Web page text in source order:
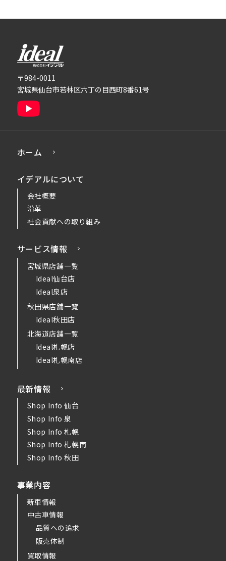
〒984-0011
宮城県仙台市若林区六丁の目西町8番61号
ホーム
イデアルについて
会社概要
沿革
社会貢献への取り組み
サービス情報
宮城県店舗一覧
Ideal仙台店
Ideal泉店
秋田県店舗一覧
Ideal秋田店
北海道店舗一覧
Ideal札幌店
Ideal札幌南店
最新情報
Shop Info 仙台
Shop Info 泉
Shop Info 札幌
Shop Info 札幌南
Shop Info 秋田
事業内容
新車情報
中古車情報
品質への追求
販売体制
買取情報